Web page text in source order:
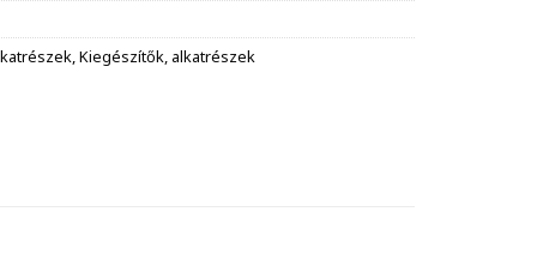
,Kiegészítők, alkatrészek